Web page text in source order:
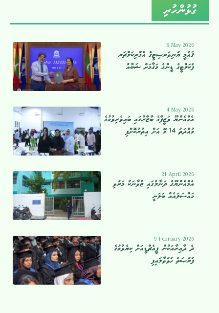
ގުޅުންހުރި
8 May 2026
ޤައުމީ ޔުނިވަރސިޓީގެ އެގްރިކަލްޗަރ
ފެކަލްޓީގެ ޑީންގެ މަޤާމަށް ޝަބާއު
4 May 2026
އެމްއެންޔޫ ވަޒީފާގެ ބާޒާރުގައި ބައިވެރިވުމުގެ
މުއްދަތު 14 މޭ އަށް އިތުރުކޮށްފި
21 April 2026
އެމްއެންޔޫގެ ދަނާލުގައި ޒުވާނަކު މަރުވި
މައްސަލައެއް ބަލަނީ
9 February 2026
ދެ ދާއިރާއަކުން ޕީއެޗްޑީއަށް ކިޔެވުމުގެ
ފުރުޞަތު ހުޅުވާލައިފި